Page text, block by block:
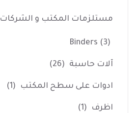
مستلزمات المكتب و الشركات
Binders (3)
آلات حاسبة (26)
ادوات على سطح المكتب (1)
اظرف (1)